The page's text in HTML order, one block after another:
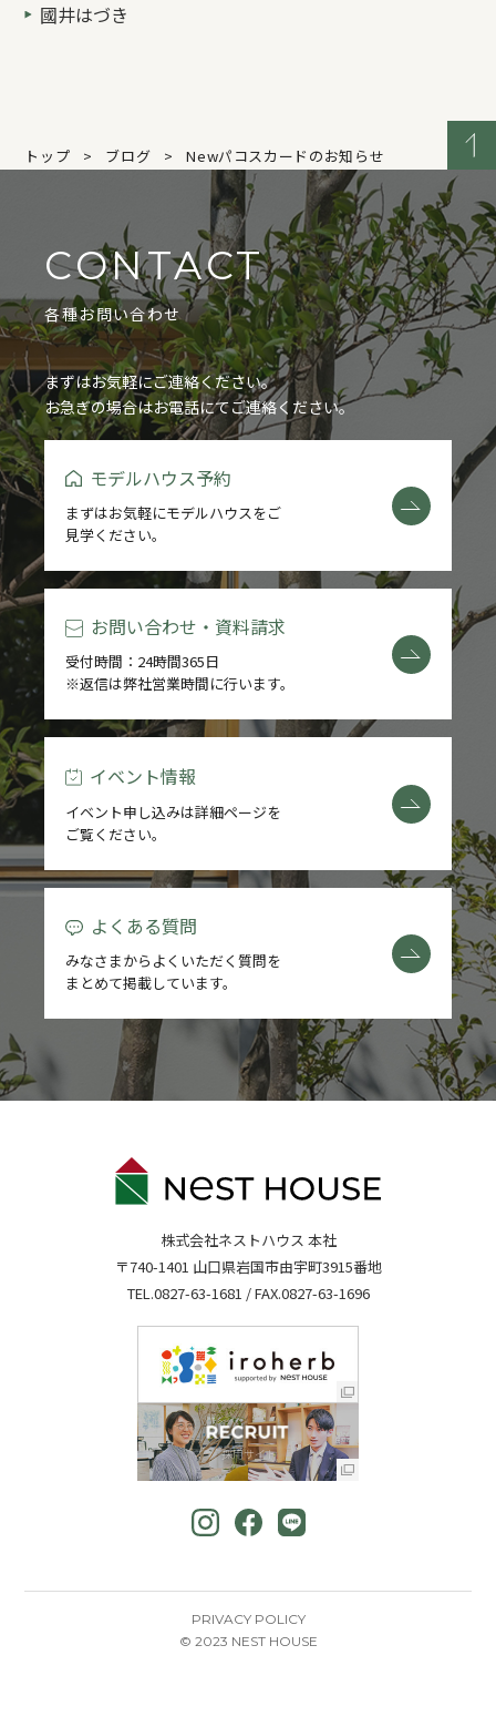
國井はづき
トップ ブログ Newパコスカードのお知らせ
CONTACT
各種お問い合わせ
まずはお気軽にご連絡ください。
お急ぎの場合はお電話にてご連絡ください。
モデルハウス予約
まずはお気軽にモデルハウスをご
見学ください。
お問い合わせ・資料請求
受付時間：24時間365日
※返信は弊社営業時間に行います。
イベント情報
イベント申し込みは詳細ページを
ご覧ください。
よくある質問
みなさまからよくいただく質問を
まとめて掲載しています。
株式会社ネストハウス 本社
〒740-1401 山口県岩国市由宇町3915番地
TEL.0827-63-1681 / FAX.0827-63-1696
PRIVACY POLICY
© 2023 NEST HOUSE